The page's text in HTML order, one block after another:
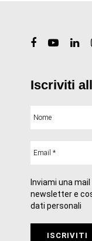
Iscriviti
Inviami una
newsletter e
dati personali